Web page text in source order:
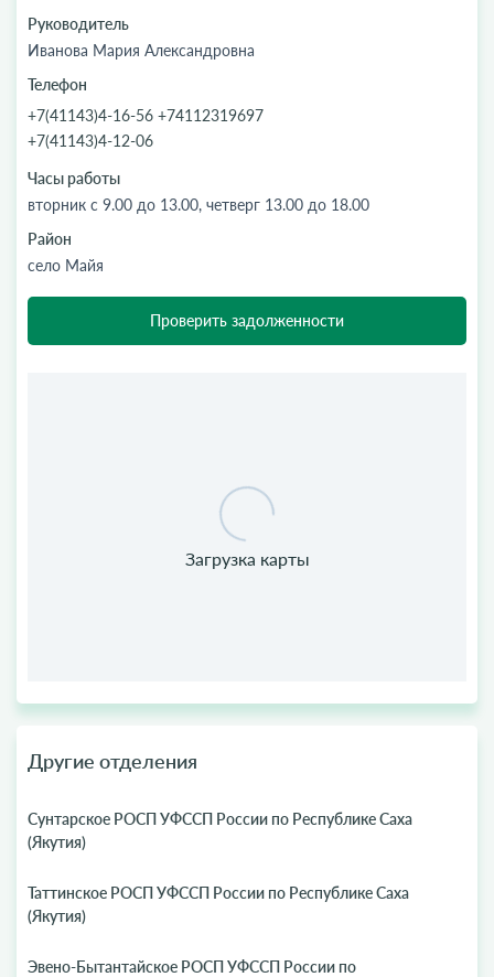
Руководитель
Иванова Мария Александровна
Телефон
+7(41143)4-16-56 +74112319697
+7(41143)4-12-06
Часы работы
вторник с 9.00 до 13.00, четверг 13.00 до 18.00
Район
село Майя
Проверить задолженности
Другие отделения
Сунтарское РОСП УФССП России по Республике Саха
(Якутия)
Таттинское РОСП УФССП России по Республике Саха
(Якутия)
Эвено-Бытантайское РОСП УФССП России по